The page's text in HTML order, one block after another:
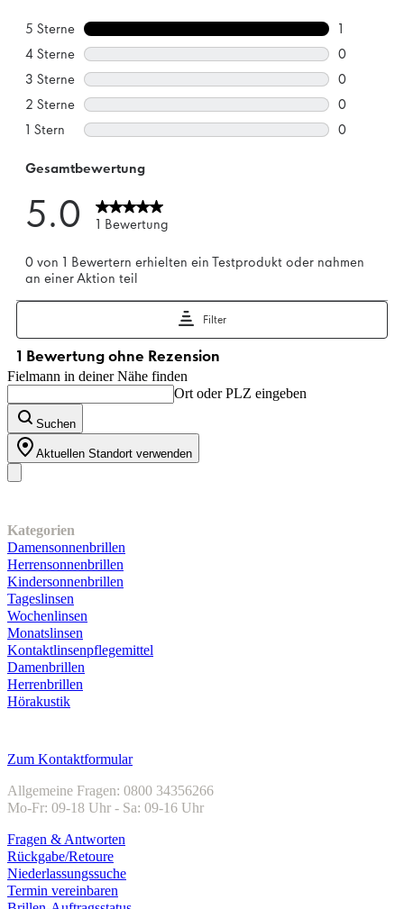
Fielmann in deiner Nähe finden
Ort oder PLZ eingeben
Suchen
Aktuellen Standort verwenden
Kategorien
Damensonnenbrillen
Herrensonnenbrillen
Kindersonnenbrillen
Tageslinsen
Wochenlinsen
Monatslinsen
Kontaktlinsenpflegemittel
Damenbrillen
Herrenbrillen
Hörakustik
Zum Kontaktformular
Allgemeine Fragen: 0800 34356266
Mo-Fr: 09-18 Uhr - Sa: 09-16 Uhr
Fragen & Antworten
Rückgabe/Retoure
Niederlassungssuche
Termin vereinbaren